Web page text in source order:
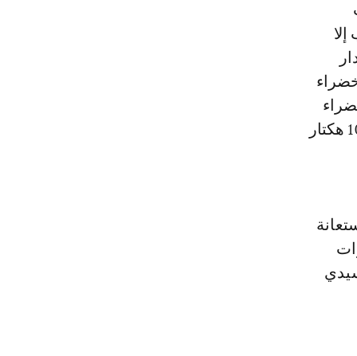
الخضراء
وبناء على البرنامج المسطر في برنامج عمل المدينة نطمح لبلوغ إلى 1000 هكتار